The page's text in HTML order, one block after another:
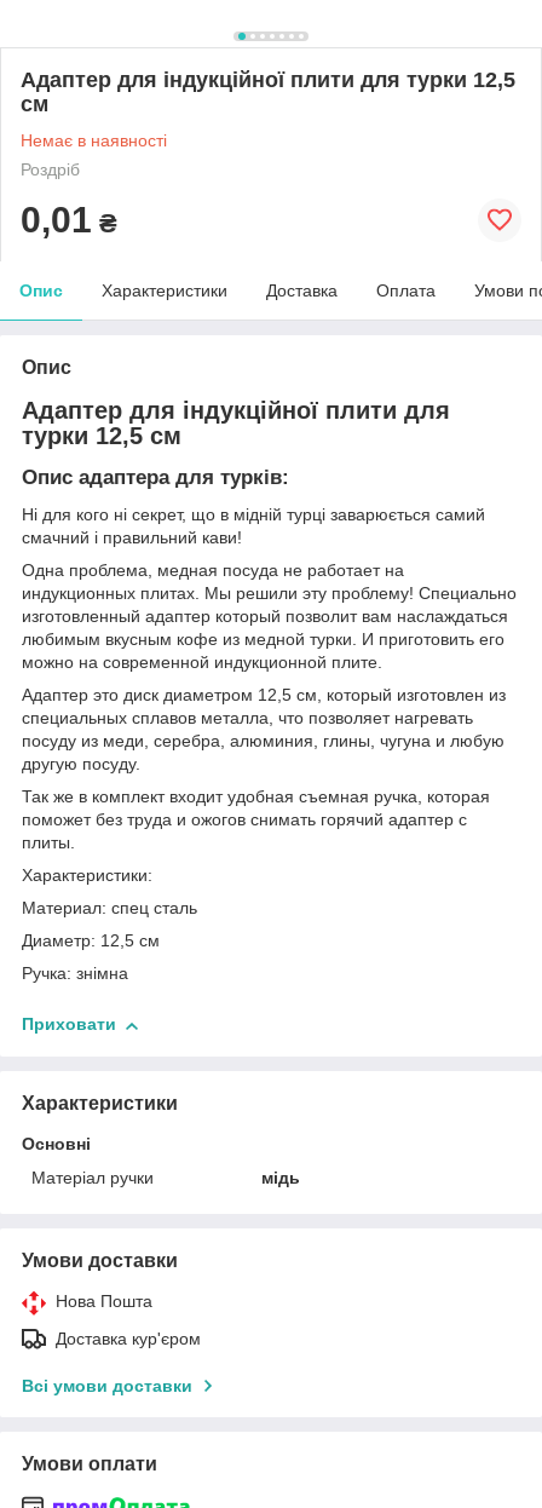
Адаптер для індукційної плити для турки 12,5
см
Немає в наявності
Роздріб
0,01 ₴
Опис Характеристики Доставка Оплата Умови
Опис
Адаптер для індукційної плити для
турки 12,5 см
Опис адаптера для турків:
Ні для кого ні секрет, що в мідній турці заварюється самий
смачний і правильний кави!
Одна проблема, медная посуда не работает на
индукционных плитах. Мы решили эту проблему! Специально
изготовленный адаптер который позволит вам наслаждаться
любимым вкусным кофе из медной турки. И приготовить его
можно на современной индукционной плите.
Адаптер это диск диаметром 12,5 см, который изготовлен из
специальных сплавов металла, что позволяет нагревать
посуду из меди, серебра, алюминия, глины, чугуна и любую
другую посуду.
Так же в комплект входит удобная съемная ручка, которая
поможет без труда и ожогов снимать горячий адаптер с
плиты.
Характеристики:
Материал: спец сталь
Диаметр: 12,5 см
Ручка: знімна
Приховати
Характеристики
Основні
Матеріал ручки
мідь
Умови доставки
Нова Пошта
Доставка кур'єром
Всі умови доставки
Умови оплати